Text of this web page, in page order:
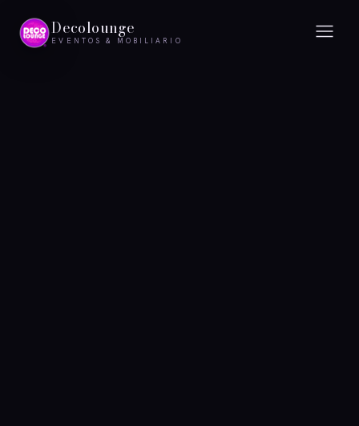
Decolounge
EVENTOS & MOBILIARIO